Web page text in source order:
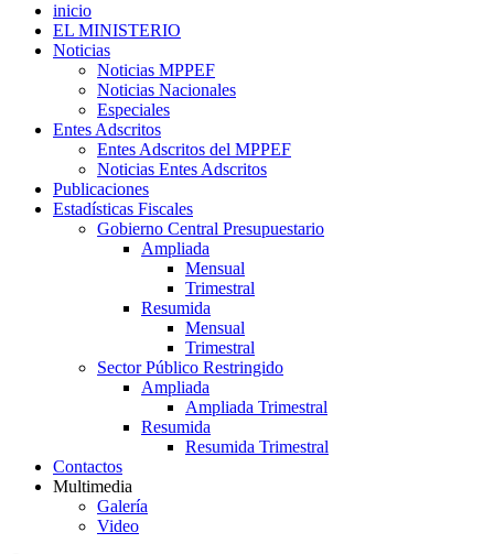
inicio
EL MINISTERIO
Noticias
Noticias MPPEF
Noticias Nacionales
Especiales
Entes Adscritos
Entes Adscritos del MPPEF
Noticias Entes Adscritos
Publicaciones
Estadísticas Fiscales
Gobierno Central Presupuestario
Ampliada
Mensual
Trimestral
Resumida
Mensual
Trimestral
Sector Público Restringido
Ampliada
Ampliada Trimestral
Resumida
Resumida Trimestral
Contactos
Multimedia
Galería
Video